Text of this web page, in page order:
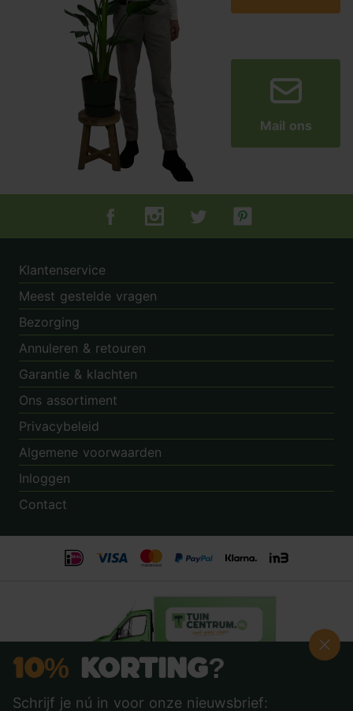
Mail ons
Tuincentrum.nl op Facebook
Tuincentrum.nl op Instagram
Tuincentrum.nl op Twitter
Tuincentrum.nl op
Klantenservice
Meest gestelde vragen
Bezorging
Annuleren & retouren
Garantie & klachten
Ons assortiment
Privacybeleid
Algemene voorwaarden
Inloggen
Contact
10% Korting?
Schrijf je nú in voor onze nieuwsbrief: